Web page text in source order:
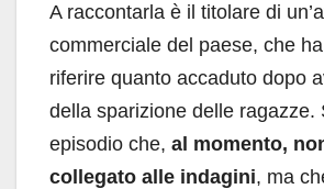
A raccontarla è il titolare di
commerciale del paese, che
riferire quanto accaduto dopo
della sparizione delle ragazze.
episodio che, al momento,
collegato alle indagini, ma